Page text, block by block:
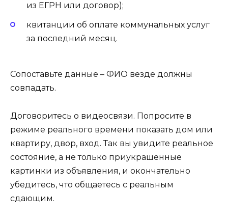
из ЕГРН или договор);
квитанции об оплате коммунальных услуг
за последний месяц.
Сопоставьте данные – ФИО везде должны
совпадать.
Договоритесь о видеосвязи. Попросите в
режиме реального времени показать дом или
квартиру, двор, вход. Так вы увидите реальное
состояние, а не только приукрашенные
картинки из объявления, и окончательно
убедитесь, что общаетесь с реальным
сдающим.